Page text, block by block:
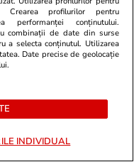
22 iul.
Crearea profilurilor pentru
performanței conținutului.
combinații de date din surse
a selecta conținutul. Utilizarea
Date precise de geolocație
INDIVIDUAL